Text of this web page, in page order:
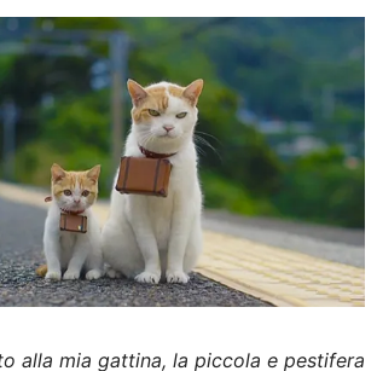
alla mia gattina, la piccola e pestifera